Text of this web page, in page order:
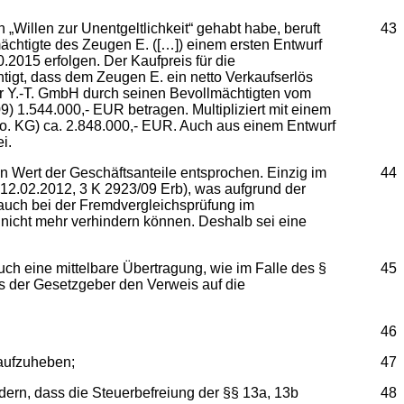
43
zur Unentgeltlichkeit“ gehabt habe, beruft
des Zeugen E. ([…]) einem ersten Entwurf
erfolgen. Der Kaufpreis für die
dass dem Zeugen E. ein netto Verkaufserlös
T. GmbH durch seinen Bevollmächtigten vom
1.544.000,- EUR betragen. Multipliziert mit einem
KG) ca. 2.848.000,- EUR. Auch aus einem Entwurf
44
Wert der Geschäftsanteile entsprochen. Einzig im
3 K 2923/09 Erb), was aufgrund der
bei der Fremdvergleichsprüfung im
mehr verhindern können. Deshalb sei eine
45
eine mittelbare Übertragung, wie im Falle des §
der Gesetzgeber den Verweis auf die
46
47
48
dass die Steuerbefreiung der §§ 13a, 13b